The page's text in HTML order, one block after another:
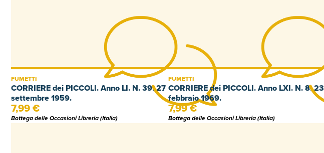
CORRIERE dei PICCOLI. Anno LI. N. 39. 27
settembre 1959.
FUMETTI
7,99 €
Bottega delle Occasioni Libreria (Italia)
CORRIERE dei PICCOLI. Anno LXI. N. 8. 23
febbraio 1969.
FUMETTI
7,99 €
Bottega delle Occasioni Libreria (Italia)